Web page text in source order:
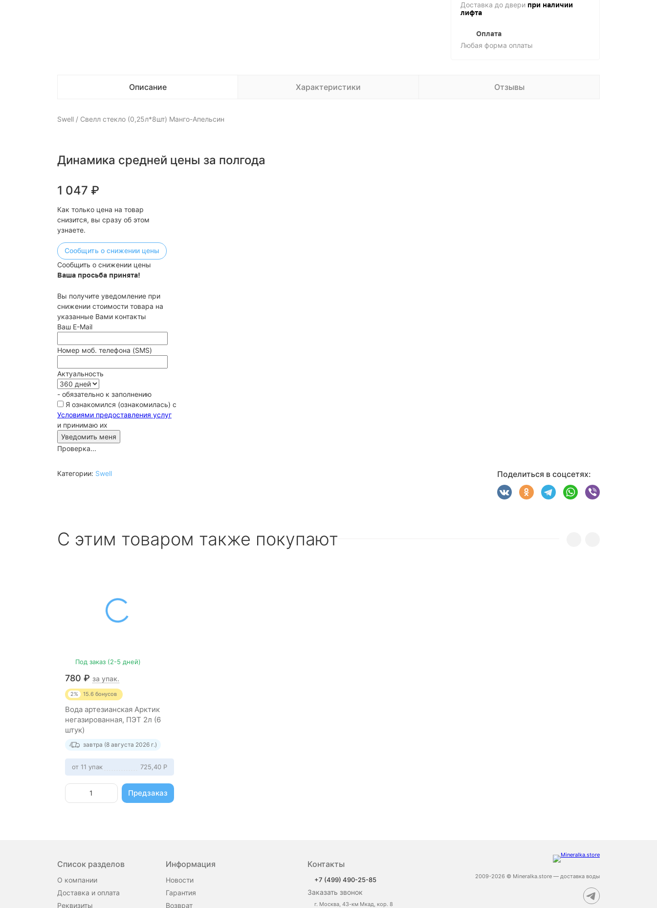
Доставка до двери при наличии
лифта
Оплата
Любая форма оплаты
Описание Характеристики Отзывы
Swell / Свелл стекло (0,25л*8шт) Манго-Апельсин
Динамика средней цены за полгода
1 047 ₽
Как только цена на товар
снизится, вы сразу об этом
узнаете.
Сообщить о снижении цены
Сообщить о снижении цены
Ваша просьба принята!
Вы получите уведомление при
снижении стоимости товара на
указанные Вами контакты
Ваш E-Mail
Номер моб. телефона (SMS)
Актуальность
- обязательно к заполнению
Я ознакомился (ознакомилась) с
Условиями предоставления услуг
и принимаю их
Проверка...
Категории: Swell Поделиться в соцсетях:
С этим товаром также покупают
Под заказ (2-5 дней)
780 ₽ за упак.
2% 15.6 бонусов
Вода артезианская Арктик
негазированная, ПЭТ 2л (6
штук)
завтра (8 августа 2026 г.)
от 11 упак 725,40 Р
Предзаказ
Список разделов
О компании
Доставка и оплата
Реквизиты
Информация
Новости
Гарантия
Возврат
Контакты
+7 (499) 490-25-85
Заказать звонок
г. Москва, 43-км Мкад, кор. 8
2009-2026 © Mineralka.store — доставка воды